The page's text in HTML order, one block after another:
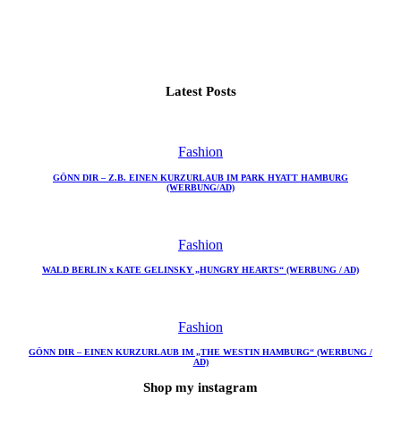
Latest Posts
Fashion
GÖNN DIR – Z.B. EINEN KURZURLAUB IM PARK HYATT HAMBURG
(WERBUNG/AD)
Fashion
WALD BERLIN x KATE GELINSKY „HUNGRY HEARTS“ (WERBUNG / AD)
Fashion
GÖNN DIR – EINEN KURZURLAUB IM „THE WESTIN HAMBURG“ (WERBUNG /
AD)
Shop my instagram